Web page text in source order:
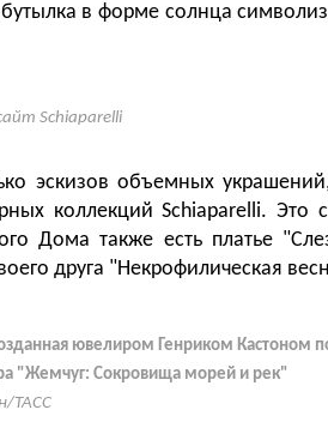
в форме солнца
Schiaparelli
эскизов объемных
коллекций Schiaparelli. Это
Дома также есть платье
друга "Некрофилическая
ювелиром Генриком Кастоном
"Жемчуг: Сокровища морей и рек"
ТАСС